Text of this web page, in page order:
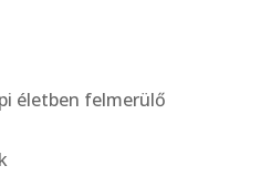
életben felmerülő